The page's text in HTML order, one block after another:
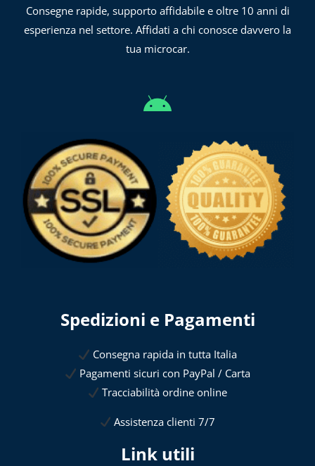
Consegne rapide, supporto affidabile e oltre 10 anni di
esperienza nel settore. Affidati a chi conosce davvero la
tua microcar.
Spedizioni e Pagamenti
Consegna rapida in tutta Italia
Pagamenti sicuri con PayPal / Carta
Tracciabilità ordine online
Assistenza clienti 7/7
Link utili